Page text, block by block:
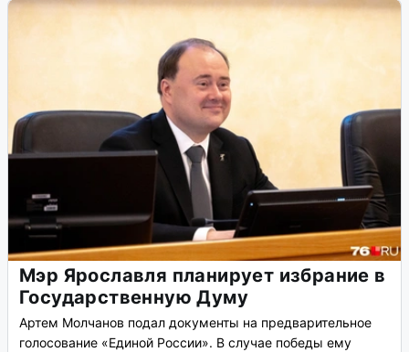
Мэр Ярославля планирует избрание в
Государственную Думу
Артем Молчанов подал документы на предварительное
голосование «Единой России». В случае победы ему